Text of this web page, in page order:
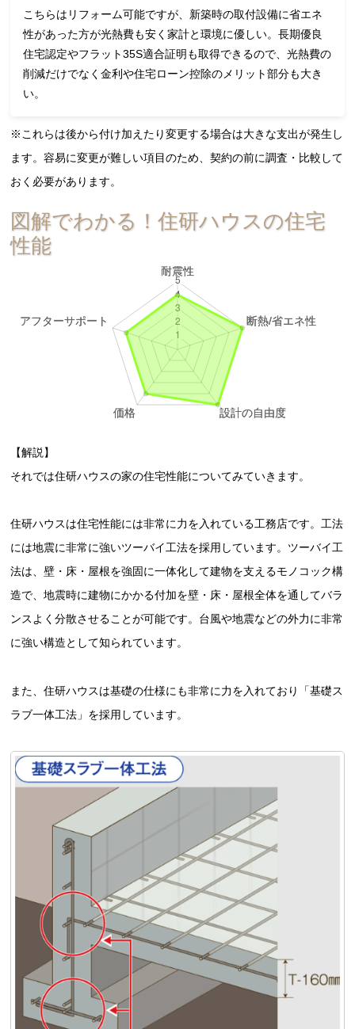
こちらはリフォーム可能ですが、新築時の取付設備に省エネ
性があった方が光熱費も安く家計と環境に優しい。長期優良
住宅認定やフラット35S適合証明も取得できるので、光熱費の
削減だけでなく金利や住宅ローン控除のメリット部分も大き
い。
※これらは後から付け加えたり変更する場合は大きな支出が発生し
ます。容易に変更が難しい項目のため、契約の前に調査・比較して
おく必要があります。
図解でわかる！住研ハウスの住宅
性能
【解説】
それでは住研ハウスの家の住宅性能についてみていきます。
住研ハウスは住宅性能には非常に力を入れている工務店です。工法
には地震に非常に強いツーバイ工法を採用しています。ツーバイ工
法は、壁・床・屋根を強固に一体化して建物を支えるモノコック構
造で、地震時に建物にかかる付加を壁・床・屋根全体を通してバラ
ンスよく分散させることが可能です。台風や地震などの外力に非常
に強い構造として知られています。
また、住研ハウスは基礎の仕様にも非常に力を入れており「基礎ス
ラブ一体工法」を採用しています。